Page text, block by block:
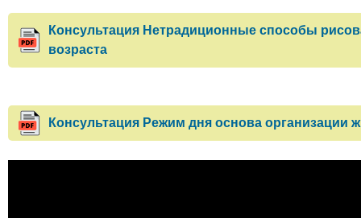
Консультация Нетрадиционные способы
возраста
Консультация Режим дня основа организации